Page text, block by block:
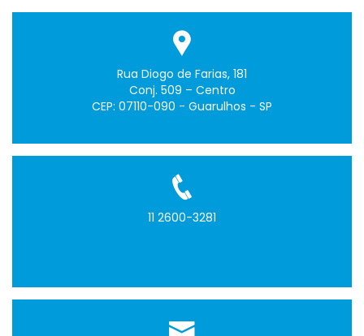
Rua Diogo de Farias, 181
Conj. 509 – Centro
CEP: 07110-090 - Guarulhos - SP
11 2600-3281